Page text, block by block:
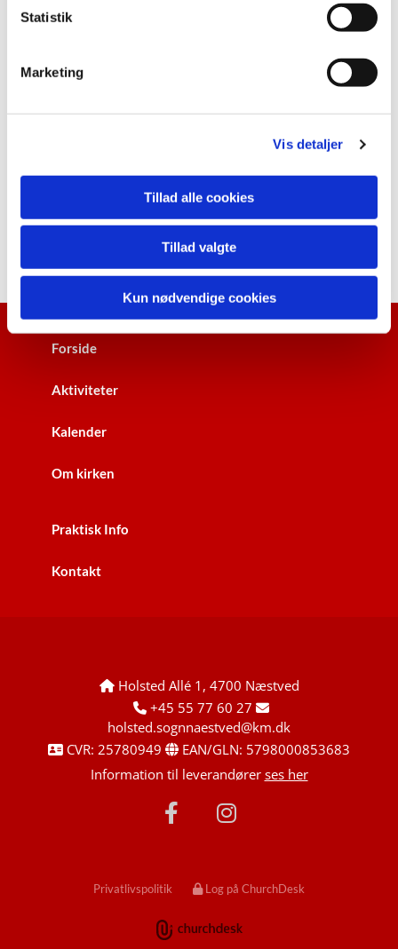
Statistik
Marketing
Vis detaljer
Tillad alle cookies
Tillad valgte
Kun nødvendige cookies
Forside
Aktiviteter
Kalender
Om kirken
Praktisk Info
Kontakt
Holsted Allé 1, 4700 Næstved
+45 55 77 60 27 
holsted.sognnaestved@km.dk
 CVR: 25780949  EAN/GLN: 5798000853683
Information til leverandører ses her
Privatlivspolitik Log på ChurchDesk